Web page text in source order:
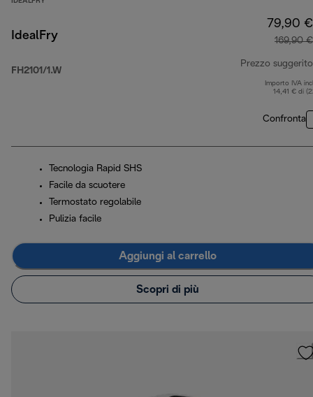
IDEALFRY
IdealFry
FH2101/1.W
79,90 €
169,90 €
Prezzo suggerito
Importo IVA
14,41 € di
Confronta
Tecnologia Rapid SHS
Facile da scuotere
Termostato regolabile
Pulizia facile
Aggiungi al carrello
Scopri di più